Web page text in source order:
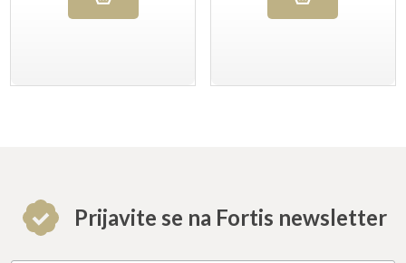
Prijavite se na Fortis newsletter